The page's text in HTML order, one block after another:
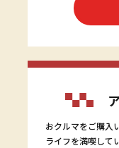
おクルマをご購入
ライフを満喫して